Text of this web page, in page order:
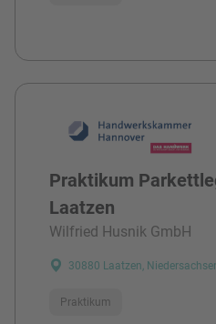
Praktikum
Laatzen
Wilfried Husnik GmbH
30880 Laatzen,
Praktikum